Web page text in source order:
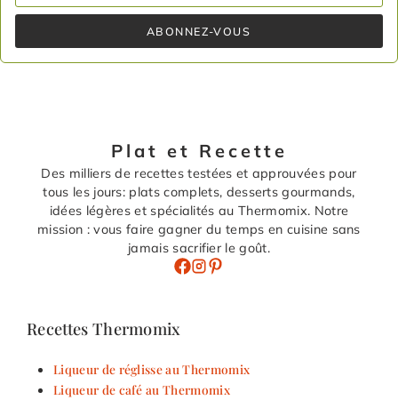
ABONNEZ-VOUS
Plat et Recette
Des milliers de recettes testées et approuvées pour
tous les jours: plats complets, desserts gourmands,
idées légères et spécialités au Thermomix. Notre
mission : vous faire gagner du temps en cuisine sans
jamais sacrifier le goût.
Recettes Thermomix
Liqueur de réglisse au Thermomix
Liqueur de café au Thermomix